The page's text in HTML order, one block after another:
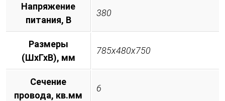
Напряжение
питания, B
380
Размеры
(ШхГхВ), мм
785х480х750
Сечение
провода, кв.мм
6